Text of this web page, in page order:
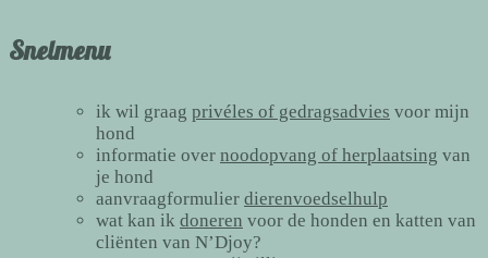
Snelmenu
ik wil graag privéles of gedragsadvies voor mijn
hond
informatie over noodopvang of herplaatsing van
je hond
aanvraagformulier dierenvoedselhulp
wat kan ik doneren voor de honden en katten van
cliënten van N’Djoy?